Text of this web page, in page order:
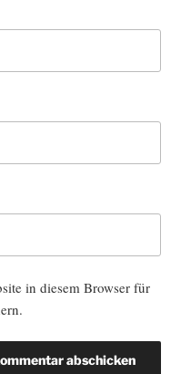
in diesem Browser für